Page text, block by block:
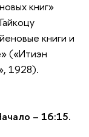
книг»
книги и
(«Итиэн
1928).
– 16:15.